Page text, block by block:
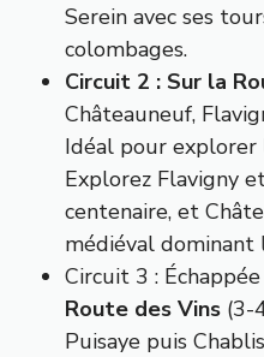
Serein avec ses
colombages.
Circuit 2 : Sur la
Châteauneuf,
Idéal pour explorer
Explorez Flavigny
centenaire, et
médiéval dominant
Circuit 3 :
Route des Vins (3-
Puisaye puis